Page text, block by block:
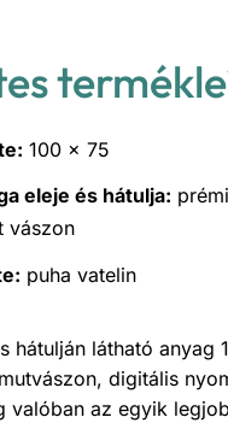
100 x 75
eleje és hátulja:
vászon
puha vatelin
hátulján látható anyag
digitális
valóban az egyik